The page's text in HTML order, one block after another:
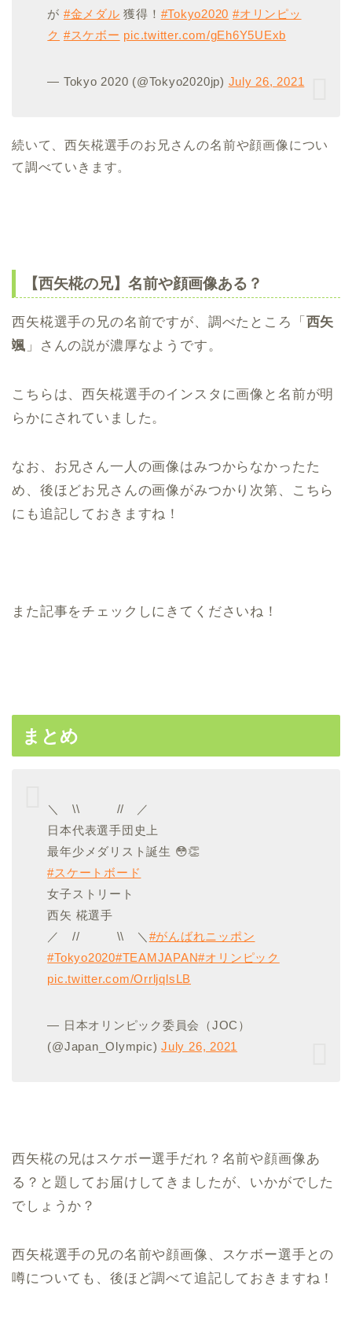
が #金メダル 獲得！ #Tokyo2020 #オリンピッ
ク #スケボー pic.twitter.com/gEh6Y5UExb
— Tokyo 2020 (@Tokyo2020jp) July 26, 2021
続いて、西矢椛選手のお兄さんの名前や顔画像につい
て調べていきます。
【西矢椛の兄】名前や顔画像ある？
西矢椛選手の兄の名前ですが、調べたところ「 西矢
颯 」さんの説が濃厚なようです。
こちらは、西矢椛選手のインスタに画像と名前が明
らかにされていました。
なお、お兄さん一人の画像はみつからなかったた
め、後ほどお兄さんの画像がみつかり次第、こちら
にも追記しておきますね！
また記事をチェックしにきてくださいね！
まとめ
＼ \\ // ／
日本代表選手団史上
最年少メダリスト誕生 😳👏
#スケートボード
女子ストリート
西矢 椛選手
／ // \\ ＼ #がんばれニッポン
#Tokyo2020#TEAMJAPAN#オリンピック
pic.twitter.com/OrrljqlsLB
— 日本オリンピック委員会（JOC）
(@Japan_Olympic)July 26, 2021
西矢椛の兄はスケボー選手だれ？名前や顔画像あ
る？と題してお届けしてきましたが、いかがでした
でしょうか？
西矢椛選手の兄の名前や顔画像、スケボー選手との
噂についても、後ほど調べて追記しておきますね！